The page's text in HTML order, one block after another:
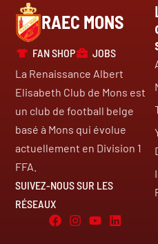
RAEC MONS
FAN SHOP
JOBS
La Renaissance Albert
Elisabeth Club de Mons est
un club de football belge
basé à Mons qui évolue
actuellement en Division 1
FFA.
SUIVEZ-NOUS SUR LES
RÉSEAUX